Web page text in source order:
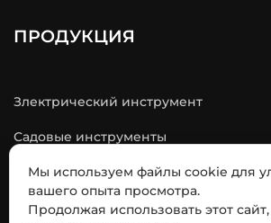
ПРОДУКЦИЯ
Злектрический инструмент
Садовые инструменты
КОНТАКТЫ
Мы используем файлы cookie для
вашего опыта просмотра.
Продолжая использовать этот